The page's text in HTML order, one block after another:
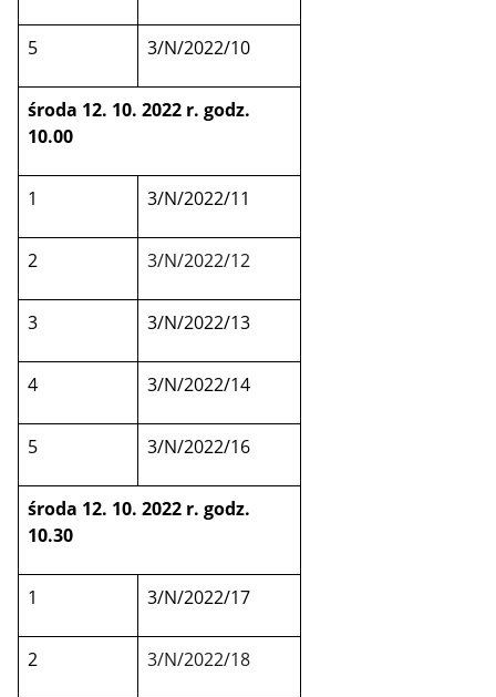
5 3/N/2022/10
środa 12. 10. 2022 r. godz.
10.00
1 3/N/2022/11
2 3/N/2022/12
3 3/N/2022/13
4 3/N/2022/14
5 3/N/2022/16
środa 12. 10. 2022 r. godz.
10.30
1 3/N/2022/17
2 3/N/2022/18